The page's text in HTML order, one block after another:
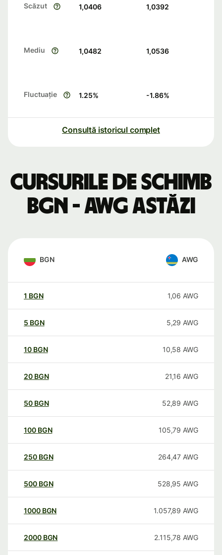
Scăzut 1,0406 1,0392
Mediu 1,0482 1,0536
Fluctuație 1.25% -1.86%
Consultă istoricul complet
Cursurile de schimb
BGN - AWG astăzi
BGN AWG
1 BGN 1,06 AWG
5 BGN 5,29 AWG
10 BGN 10,58 AWG
20 BGN 21,16 AWG
50 BGN 52,89 AWG
100 BGN 105,79 AWG
250 BGN 264,47 AWG
500 BGN 528,95 AWG
1000 BGN 1.057,89 AWG
2000 BGN 2.115,78 AWG